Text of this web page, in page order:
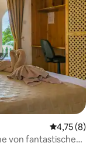
4,75 (8)
von fantastischen